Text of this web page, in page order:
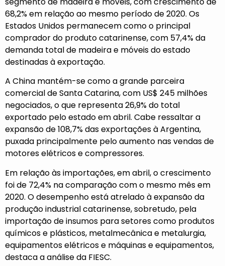
68,2% em relação ao mesmo período de 2020. Os
Estados Unidos permanecem como o principal
comprador do produto catarinense, com 57,4% da
demanda total de madeira e móveis do estado
destinadas à exportação.
A China mantém-se como a grande parceira
comercial de Santa Catarina, com US$ 245 milhões
negociados, o que representa 26,9% do total
exportado pelo estado em abril. Cabe ressaltar a
expansão de 108,7% das exportações à Argentina,
puxada principalmente pelo aumento nas vendas de
motores elétricos e compressores.
Em relação às importações, em abril, o crescimento
foi de 72,4% na comparação com o mesmo mês em
2020. O desempenho está atrelado à expansão da
produção industrial catarinense, sobretudo, pela
importação de insumos para setores como produtos
químicos e plásticos, metalmecânica e metalurgia,
equipamentos elétricos e máquinas e equipamentos,
destaca a análise da FIESC.